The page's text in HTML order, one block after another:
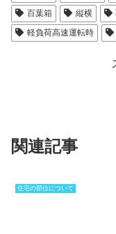
百葉箱
縦横
軽負荷高速運転時
関連記事
住宅の部位について